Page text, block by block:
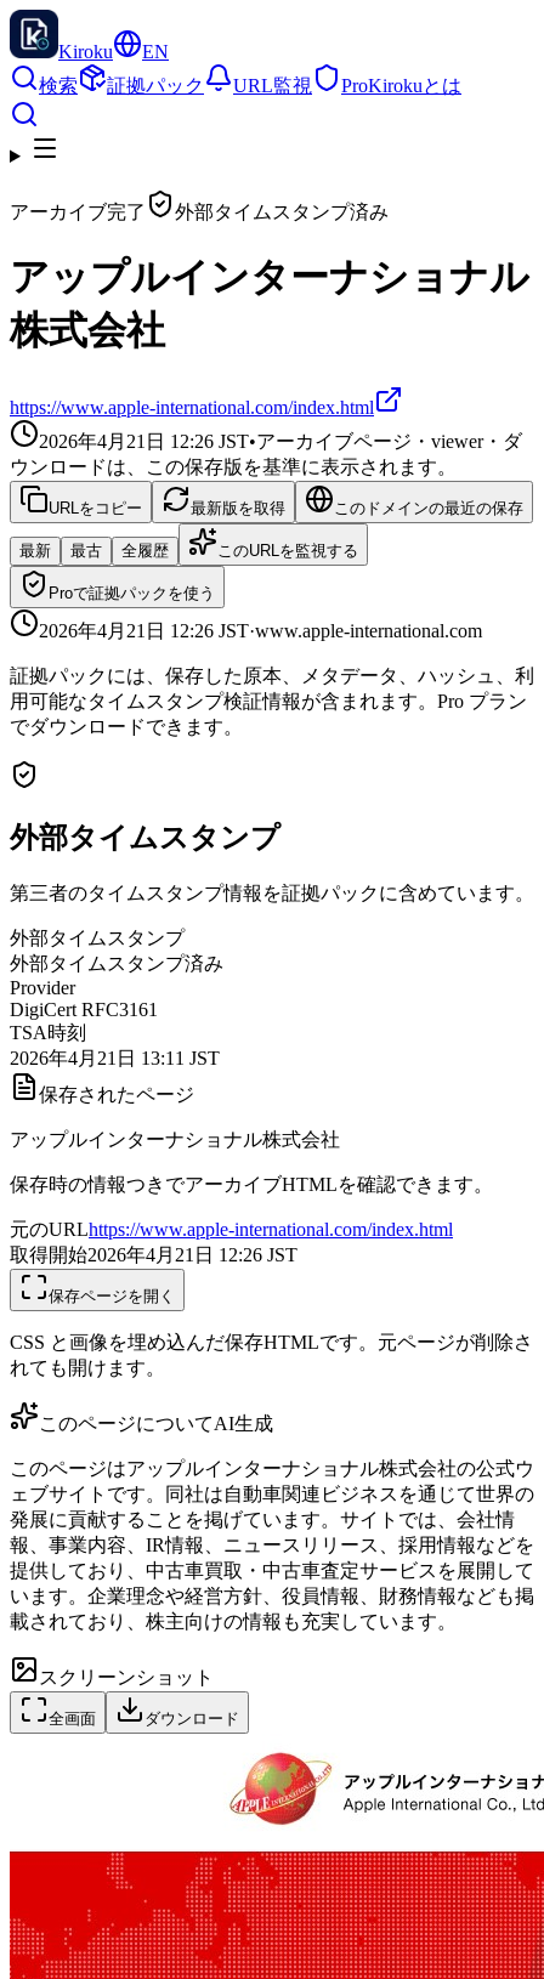
Kiroku
EN
検索
証拠パック URL監視 ProKirokuとは
アーカイブ完了 外部タイムスタンプ済み
アップルインターナショナル
株式会社
https://www.apple-international.com/index.html
2026年4月21日 12:26 JST•アーカイブページ・viewer・ダ
ウンロードは、この保存版を基準に表示されます。
URLをコピー 最新版を取得 このドメインの最近の保存
最新 最古 全履歴 このURLを監視する
Proで証拠パックを使う
2026年4月21日 12:26 JST·www.apple-international.com
証拠パックには、保存した原本、メタデータ、ハッシュ、利
用可能なタイムスタンプ検証情報が含まれます。Pro プラン
でダウンロードできます。
外部タイムスタンプ
第三者のタイムスタンプ情報を証拠パックに含めています。
外部タイムスタンプ
外部タイムスタンプ済み
Provider
DigiCert RFC3161
TSA時刻
2026年4月21日 13:11 JST
保存されたページ
アップルインターナショナル株式会社
保存時の情報つきでアーカイブHTMLを確認できます。
元のURLhttps://www.apple-international.com/index.html
取得開始2026年4月21日 12:26 JST
保存ページを開く
CSS と画像を埋め込んだ保存HTMLです。元ページが削除さ
れても開けます。
このページについてAI生成
このページはアップルインターナショナル株式会社の公式ウ
ェブサイトです。同社は自動車関連ビジネスを通じて世界の
発展に貢献することを掲げています。サイトでは、会社情
報、事業内容、IR情報、ニュースリリース、採用情報などを
提供しており、中古車買取・中古車査定サービスを展開して
います。企業理念や経営方針、役員情報、財務情報なども掲
載されており、株主向けの情報も充実しています。
スクリーンショット
全画面 ダウンロード